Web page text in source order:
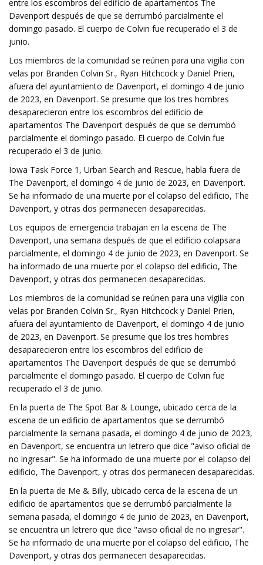
entre los escombros del edificio de apartamentos The
Davenport después de que se derrumbó parcialmente el
domingo pasado. El cuerpo de Colvin fue recuperado el 3 de
junio.
Los miembros de la comunidad se reúnen para una vigilia con
velas por Branden Colvin Sr., Ryan Hitchcock y Daniel Prien,
afuera del ayuntamiento de Davenport, el domingo 4 de junio
de 2023, en Davenport. Se presume que los tres hombres
desaparecieron entre los escombros del edificio de
apartamentos The Davenport después de que se derrumbó
parcialmente el domingo pasado. El cuerpo de Colvin fue
recuperado el 3 de junio.
Iowa Task Force 1, Urban Search and Rescue, habla fuera de
The Davenport, el domingo 4 de junio de 2023, en Davenport.
Se ha informado de una muerte por el colapso del edificio, The
Davenport, y otras dos permanecen desaparecidas.
Los equipos de emergencia trabajan en la escena de The
Davenport, una semana después de que el edificio colapsara
parcialmente, el domingo 4 de junio de 2023, en Davenport. Se
ha informado de una muerte por el colapso del edificio, The
Davenport, y otras dos permanecen desaparecidas.
Los miembros de la comunidad se reúnen para una vigilia con
velas por Branden Colvin Sr., Ryan Hitchcock y Daniel Prien,
afuera del ayuntamiento de Davenport, el domingo 4 de junio
de 2023, en Davenport. Se presume que los tres hombres
desaparecieron entre los escombros del edificio de
apartamentos The Davenport después de que se derrumbó
parcialmente el domingo pasado. El cuerpo de Colvin fue
recuperado el 3 de junio.
En la puerta de The Spot Bar & Lounge, ubicado cerca de la
escena de un edificio de apartamentos que se derrumbó
parcialmente la semana pasada, el domingo 4 de junio de 2023,
en Davenport, se encuentra un letrero que dice "aviso oficial de
no ingresar". Se ha informado de una muerte por el colapso del
edificio, The Davenport, y otras dos permanecen desaparecidas.
En la puerta de Me & Billy, ubicado cerca de la escena de un
edificio de apartamentos que se derrumbó parcialmente la
semana pasada, el domingo 4 de junio de 2023, en Davenport,
se encuentra un letrero que dice "aviso oficial de no ingresar".
Se ha informado de una muerte por el colapso del edificio, The
Davenport, y otras dos permanecen desaparecidas.